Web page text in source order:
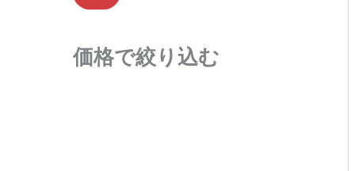
価格で絞り込む